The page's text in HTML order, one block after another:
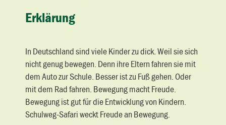
Erklärung
In Deutschland sind viele Kinder zu dick. Weil sie sich
nicht genug bewegen. Denn ihre Eltern fahren sie mit
dem Auto zur Schule. Besser ist zu Fuß gehen. Oder
mit dem Rad fahren. Bewegung macht Freude.
Bewegung ist gut für die Entwicklung von Kindern.
Schulweg-Safari weckt Freude an Bewegung.